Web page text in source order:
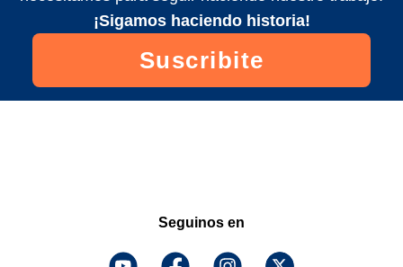
¡Sigamos haciendo historia!
Suscribite
Seguinos en